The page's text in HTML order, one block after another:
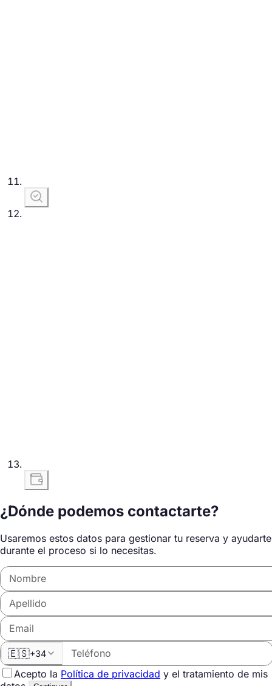
¿Dónde podemos contactarte?
Usaremos estos datos para gestionar tu reserva y ayudarte
durante el proceso si lo necesitas.
🇪🇸+34
Acepto la Política de privacidad y el tratamiento de mis